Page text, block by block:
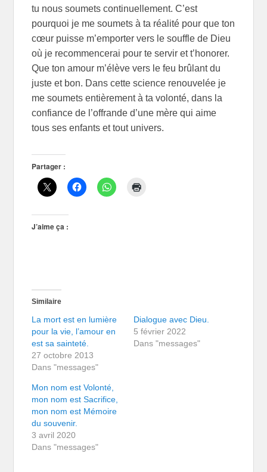
tu nous soumets continuellement. C’est
pourquoi je me soumets à ta réalité pour que ton
cœur puisse m’emporter vers le souffle de Dieu
où je recommencerai pour te servir et t’honorer.
Que ton amour m’élève vers le feu brûlant du
juste et bon. Dans cette science renouvelée je
me soumets entièrement à ta volonté, dans la
confiance de l’offrande d’une mère qui aime
tous ses enfants et tout univers.
Partager :
J’aime ça :
Similaire
La mort est en lumière
pour la vie, l’amour en
est sa sainteté.
27 octobre 2013
Dans "messages"
Dialogue avec Dieu.
5 février 2022
Dans "messages"
Mon nom est Volonté,
mon nom est Sacrifice,
mon nom est Mémoire
du souvenir.
3 avril 2020
Dans "messages"